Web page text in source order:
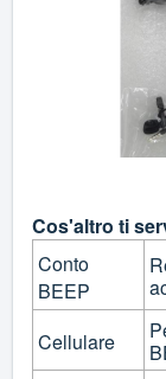
Cos'altro ti
Conto
BEEP
Cellulare